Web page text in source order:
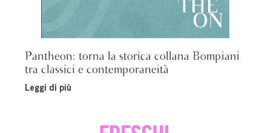
Pantheon: torna la storica collana Bompiani
tra classici e contemporaneità
Leggi di più